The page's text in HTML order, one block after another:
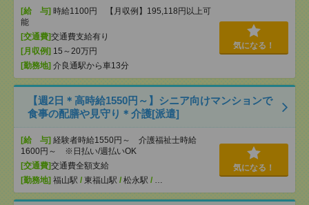
[給 与] 時給1100円 【月収例】195,118円以上可
能
[交通費]交通費支給有り
[月収例] 15～20万円
[勤務地] 介良通駅から車13分
気になる！
【週2日＊高時給1550円～】シニア向けマンションで
食事の配膳や見守り＊介護[派遣]
[給 与] 経験者時給1550円～ 介護福祉士時給
1600円～ ※日払い/週払いOK
[交通費]交通費全額支給
[勤務地] 福山駅 / 東福山駅 / 松永駅 /
気になる！